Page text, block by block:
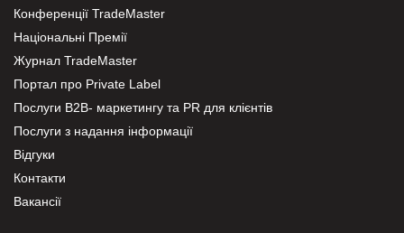
Конференції TradeMaster
Національні Премії
Журнал TradeMaster
Портал про Private Label
Послуги В2В- маркетингу та PR для клієнтів
Послуги з надання інформації
Відгуки
Контакти
Вакансії